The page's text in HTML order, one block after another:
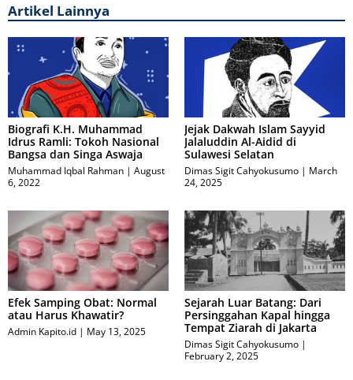
Artikel Lainnya
Biografi K.H. Muhammad
Idrus Ramli: Tokoh Nasional
Bangsa dan Singa Aswaja
Muhammad Iqbal Rahman
August
6, 2022
Jejak Dakwah Islam Sayyid
Jalaluddin Al-Aidid di
Sulawesi Selatan
Dimas Sigit Cahyokusumo
March
24, 2025
Efek Samping Obat: Normal
atau Harus Khawatir?
Admin Kapito.id May 13, 2025
Sejarah Luar Batang: Dari
Persinggahan Kapal hingga
Tempat Ziarah di Jakarta
Dimas Sigit Cahyokusumo
February 2, 2025